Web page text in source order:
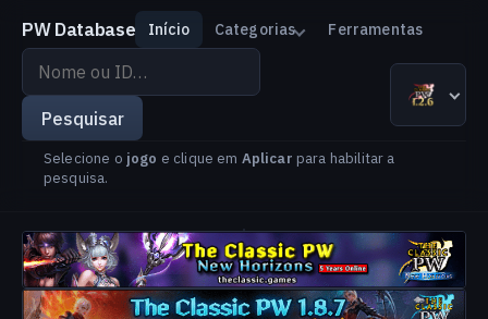
PW Database Início Categorias Ferramentas
Pesquisar
por
nome
ou
Pesquisar
Versão
IdiomaThe Classic PW 1.2.6
Selecione o jogo e clique em Aplicar para habilitar a
pesquisa.